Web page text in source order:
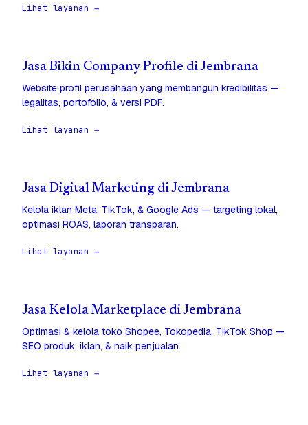
Lihat layanan →
Jasa Bikin Company Profile di Jembrana
Website profil perusahaan yang membangun kredibilitas —
legalitas, portofolio, & versi PDF.
Lihat layanan →
Jasa Digital Marketing di Jembrana
Kelola iklan Meta, TikTok, & Google Ads — targeting lokal,
optimasi ROAS, laporan transparan.
Lihat layanan →
Jasa Kelola Marketplace di Jembrana
Optimasi & kelola toko Shopee, Tokopedia, TikTok Shop —
SEO produk, iklan, & naik penjualan.
Lihat layanan →